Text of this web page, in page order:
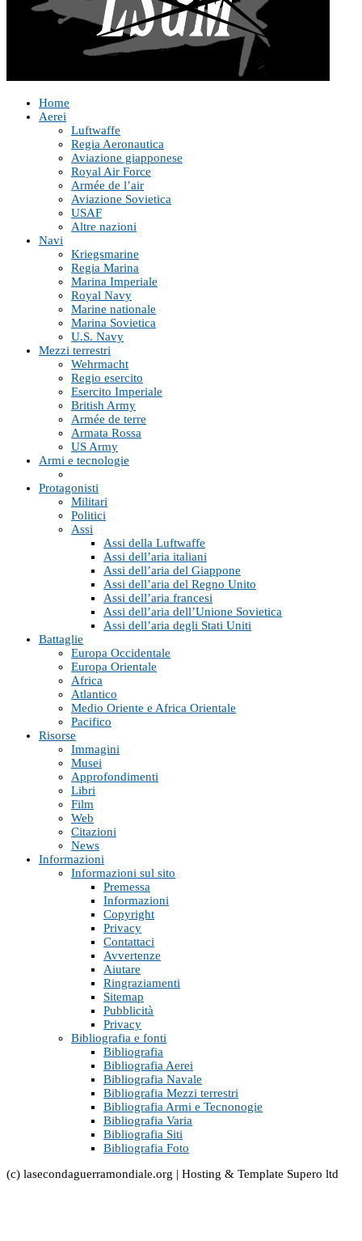
Home
Aerei
Luftwaffe
Regia Aeronautica
Aviazione giapponese
Royal Air Force
Armée de l’air
Aviazione Sovietica
USAF
Altre nazioni
Navi
Kriegsmarine
Regia Marina
Marina Imperiale
Royal Navy
Marine nationale
Marina Sovietica
U.S. Navy
Mezzi terrestri
Wehrmacht
Regio esercito
Esercito Imperiale
British Army
Armée de terre
Armata Rossa
US Army
Armi e tecnologie
Protagonisti
Militari
Politici
Assi
Assi della Luftwaffe
Assi dell’aria italiani
Assi dell’aria del Giappone
Assi dell’aria del Regno Unito
Assi dell’aria francesi
Assi dell’aria dell’Unione Sovietica
Assi dell’aria degli Stati Uniti
Battaglie
Europa Occidentale
Europa Orientale
Africa
Atlantico
Medio Oriente e Africa Orientale
Pacifico
Risorse
Immagini
Musei
Approfondimenti
Libri
Film
Web
Citazioni
News
Informazioni
Informazioni sul sito
Premessa
Informazioni
Copyright
Privacy
Contattaci
Avvertenze
Aiutare
Ringraziamenti
Sitemap
Pubblicità
Privacy
Bibliografia e fonti
Bibliografia
Bibliografia Aerei
Bibliografia Navale
Bibliografia Mezzi terrestri
Bibliografia Armi e Tecnonogie
Bibliografia Varia
Bibliografia Siti
Bibliografia Foto
(c) lasecondaguerramondiale.org | Hosting & Template Supero ltd